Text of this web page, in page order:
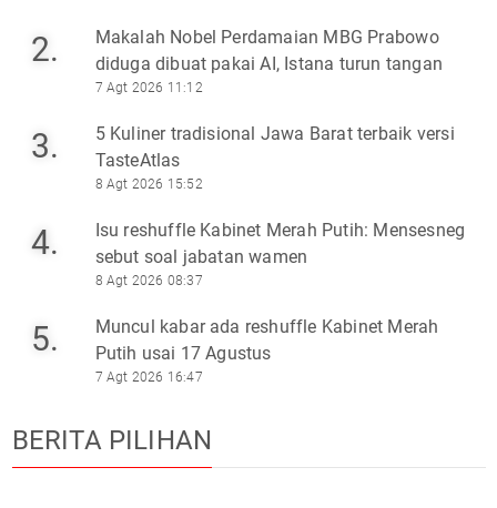
2.
Makalah Nobel Perdamaian MBG Prabowo
diduga dibuat pakai AI, Istana turun tangan
7 Agt 2026 11:12
3.
5 Kuliner tradisional Jawa Barat terbaik versi
TasteAtlas
8 Agt 2026 15:52
4.
Isu reshuffle Kabinet Merah Putih: Mensesneg
sebut soal jabatan wamen
8 Agt 2026 08:37
5.
Muncul kabar ada reshuffle Kabinet Merah
Putih usai 17 Agustus
7 Agt 2026 16:47
BERITA PILIHAN